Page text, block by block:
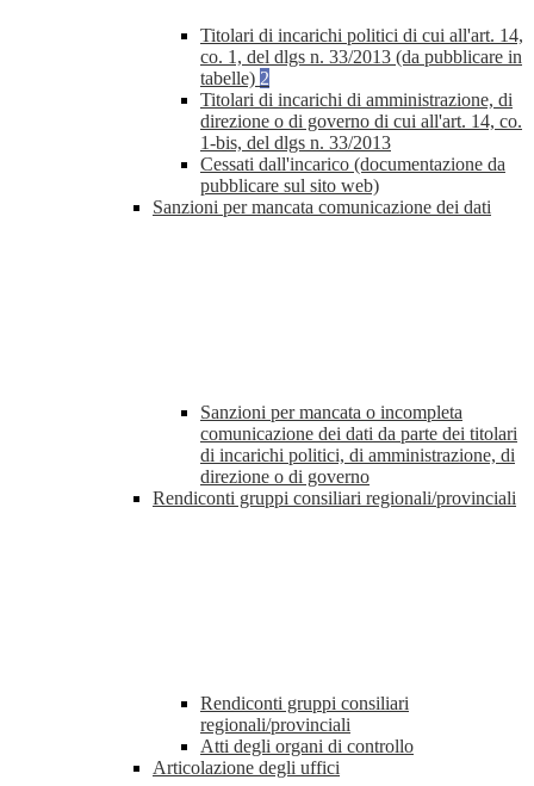
Titolari di incarichi politici di cui all'art. 14,
co. 1, del dlgs n. 33/2013 (da pubblicare in
tabelle) 2
Titolari di incarichi di amministrazione, di
direzione o di governo di cui all'art. 14, co.
1-bis, del dlgs n. 33/2013
Cessati dall'incarico (documentazione da
pubblicare sul sito web)
Sanzioni per mancata comunicazione dei dati
Sanzioni per mancata o incompleta
comunicazione dei dati da parte dei titolari
di incarichi politici, di amministrazione, di
direzione o di governo
Rendiconti gruppi consiliari regionali/provinciali
Rendiconti gruppi consiliari
regionali/provinciali
Atti degli organi di controllo
Articolazione degli uffici